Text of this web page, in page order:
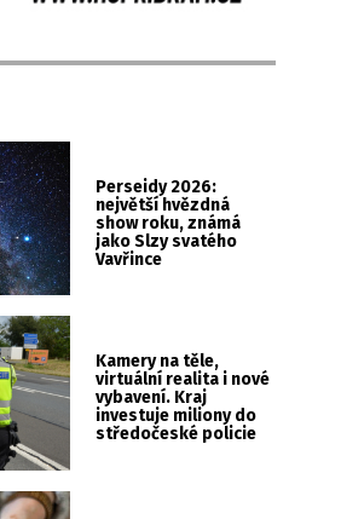
Perseidy 2026:
největší hvězdná
show roku, známá
jako Slzy svatého
Vavřince
Kamery na těle,
virtuální realita i nové
vybavení. Kraj
investuje miliony do
středočeské policie